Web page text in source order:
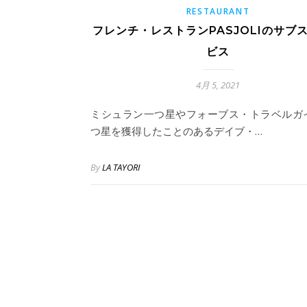
RESTAURANT
フレンチ・レストランPASJOLIのサブ
ビス
4月 5, 2021
ミシュラン一つ星やフォーブス・トラベルガ
つ星を獲得したことのあるデイブ・…
ByLA TAYORI